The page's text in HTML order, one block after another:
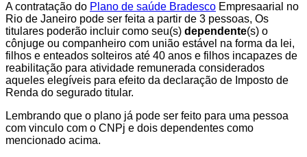
A contratação do Plano de saúde Bradesco Empresaarial no
Rio de Janeiro pode ser feita a partir de 3 pessoas, Os
titulares poderão incluir como seu(s) dependente(s) o
cônjuge ou companheiro com união estável na forma da lei,
filhos e enteados solteiros até 40 anos e filhos incapazes de
reabilitação para atividade remunerada considerados
aqueles elegíveis para efeito da declaração de Imposto de
Renda do segurado titular.
Lembrando que o plano já pode ser feito para uma pessoa
com vinculo com o CNPj e dois dependentes como
mencionado acima.